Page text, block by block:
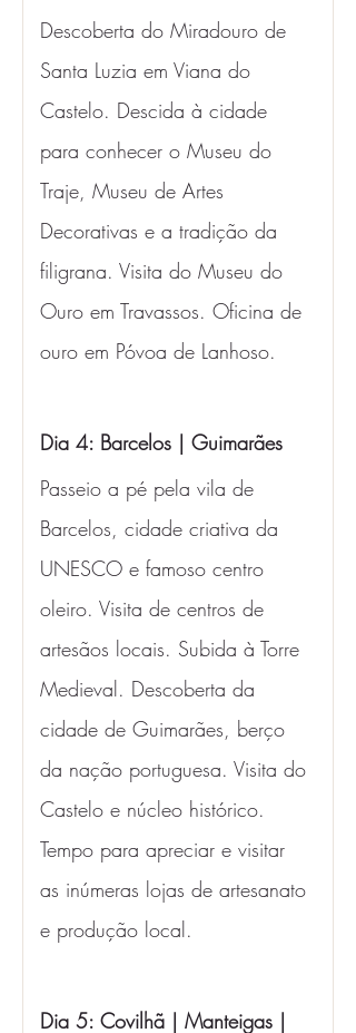
Descoberta do Miradouro de
Santa Luzia em Viana do
Castelo. Descida à cidade
para conhecer o Museu do
Traje, Museu de Artes
Decorativas e a tradição da
filigrana. Visita do Museu do
Ouro em Travassos. Oficina de
ouro em Póvoa de Lanhoso.
Dia 4: Barcelos | Guimarães
Passeio a pé pela vila de
Barcelos, cidade criativa da
UNESCO e famoso centro
oleiro. Visita de centros de
artesãos locais. Subida à Torre
Medieval. Descoberta da
cidade de Guimarães, berço
da nação portuguesa. Visita do
Castelo e núcleo histórico.
Tempo para apreciar e visitar
as inúmeras lojas de artesanato
e produção local.
Dia 5: Covilhã | Manteigas |